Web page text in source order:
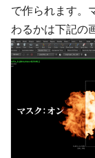
で作られます。
わるかは下記の